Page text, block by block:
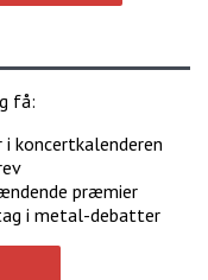
få:
koncertkalenderen
præmier
i metal-debatter